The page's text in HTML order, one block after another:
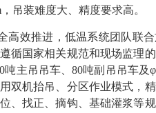
，吊装难度大、精度要求高。
高效推进，低温系统团队联
循国家相关规范和现场监理
吨主吊吊车、80吨副吊吊车及
双机抬吊、分区作业模式，
、找正、摘钩、基础灌浆等